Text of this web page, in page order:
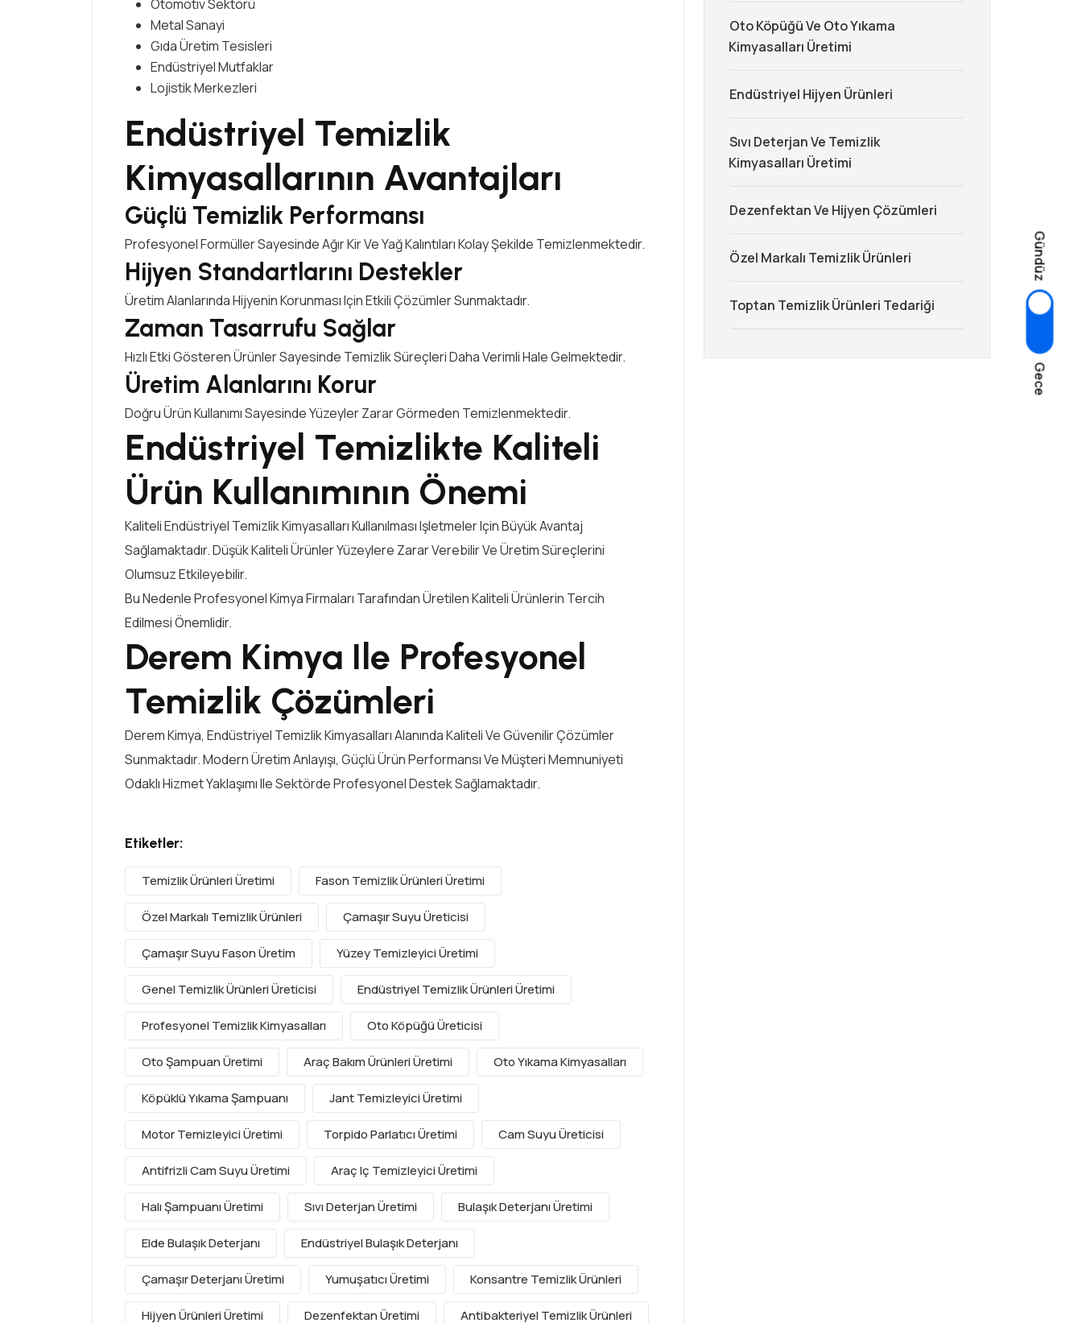
Gündüz
Gece
Otomotiv Sektörü
Metal Sanayi
Gıda Üretim Tesisleri
Endüstriyel Mutfaklar
Lojistik Merkezleri
Endüstriyel Temizlik
Kimyasallarının Avantajları
Güçlü Temizlik Performansı
Profesyonel Formüller Sayesinde Ağır Kir Ve Yağ Kalıntıları Kolay Şekilde Temizlenmektedir.
Hijyen Standartlarını Destekler
Üretim Alanlarında Hijyenin Korunması Için Etkili Çözümler Sunmaktadır.
Zaman Tasarrufu Sağlar
Hızlı Etki Gösteren Ürünler Sayesinde Temizlik Süreçleri Daha Verimli Hale Gelmektedir.
Üretim Alanlarını Korur
Doğru Ürün Kullanımı Sayesinde Yüzeyler Zarar Görmeden Temizlenmektedir.
Endüstriyel Temizlikte Kaliteli
Ürün Kullanımının Önemi
Kaliteli Endüstriyel Temizlik Kimyasalları Kullanılması Işletmeler Için Büyük Avantaj
Sağlamaktadır. Düşük Kaliteli Ürünler Yüzeylere Zarar Verebilir Ve Üretim Süreçlerini
Olumsuz Etkileyebilir.
Bu Nedenle Profesyonel Kimya Firmaları Tarafından Üretilen Kaliteli Ürünlerin Tercih
Edilmesi Önemlidir.
Derem Kimya Ile Profesyonel
Temizlik Çözümleri
Derem Kimya, Endüstriyel Temizlik Kimyasalları Alanında Kaliteli Ve Güvenilir Çözümler
Sunmaktadır. Modern Üretim Anlayışı, Güçlü Ürün Performansı Ve Müşteri Memnuniyeti
Odaklı Hizmet Yaklaşımı Ile Sektörde Profesyonel Destek Sağlamaktadır.
Etiketler:
Temizlik Ürünleri Üretimi Fason Temizlik Ürünleri Üretimi
Özel Markalı Temizlik Ürünleri Çamaşır Suyu Üreticisi
Çamaşır Suyu Fason Üretim Yüzey Temizleyici Üretimi
Genel Temizlik Ürünleri Üreticisi Endüstriyel Temizlik Ürünleri Üretimi
Profesyonel Temizlik Kimyasalları Oto Köpüğü Üreticisi
Oto Şampuan Üretimi Araç Bakım Ürünleri Üretimi Oto Yıkama Kimyasalları
Köpüklü Yıkama Şampuanı Jant Temizleyici Üretimi
Motor Temizleyici Üretimi Torpido Parlatıcı Üretimi Cam Suyu Üreticisi
Antifrizli Cam Suyu Üretimi Araç Iç Temizleyici Üretimi
Halı Şampuanı Üretimi Sıvı Deterjan Üretimi Bulaşık Deterjanı Üretimi
Elde Bulaşık Deterjanı Endüstriyel Bulaşık Deterjanı
Çamaşır Deterjanı Üretimi Yumuşatıcı Üretimi Konsantre Temizlik Ürünleri
Hijyen Ürünleri Üretimi Dezenfektan Üretimi Antibakteriyel Temizlik Ürünleri
Oto Köpüğü Ve Oto Yıkama
Kimyasalları Üretimi
Endüstriyel Hijyen Ürünleri
Sıvı Deterjan Ve Temizlik
Kimyasalları Üretimi
Dezenfektan Ve Hijyen Çözümleri
Özel Markalı Temizlik Ürünleri
Toptan Temizlik Ürünleri Tedariği